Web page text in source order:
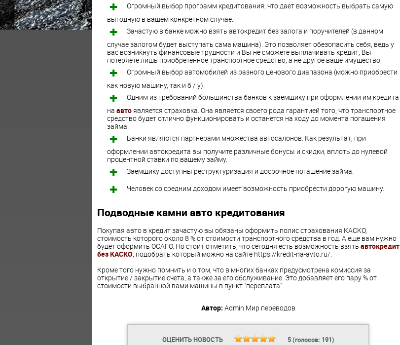
Огромный выбор программ кредитования, что дает возможность выбрать самую
выгодную в вашем конкретном случае.
Зачастую в банке можно взять автокредит без залога и поручителей (в данном
случае залогом будет выступать сама машина). Это позволяет обезопасить себя, ведь у
вас возникнуть финансовые трудности и Вы не сможете выплачивать кредит, Вы
потеряете лишь приобретенное транспортное средство, а не другое ваше имущество.
Огромный выбор автомобилей из разного ценового диапазона (можно приобрести
как новую машину, так и б / у).
Одним из требований большинства банков к заемщику при оформлении им кредита
на автоявляется страховка. Она является своего рода гарантией того, что транспортное
средство будет отлично функционировать и останется на ходу до момента погашения
займа.
Банки являются партнерами множества автосалонов. Как результат, при
оформлении автокредита вы получите различные бонусы и скидки, вплоть до нулевой
процентной ставки по вашему займу.
Заемщику доступны реструктуризация и досрочное погашение займа.
Человек со средним доходом имеет возможность приобрести дорогую машину.
Подводные камни авто кредитования
Покупая авто в кредит зачастую вы обязаны оформить полис страхования КАСКО,
стоимость которого около 8 % от стоимости транспортного средства в год. А еще вам нужно
будет оформить ОСАГО. Но стоит отметить, что сегодня есть возможность взять автокредит
без КАСКО, подобрать который можно на сайте https://kredit-na-avto.ru/.
Кроме того нужно помнить и о том, что в многих банках предусмотрена комиссия за
открытие / закрытие счета, а также за его обслуживание. Это добавляет его пару % от
стоимости выбранной вами машины в пункт "переплата".
Автор: Admin Мир переводов
ОЦЕНИТЬ НОВОСТЬ 5(голосов: 191)